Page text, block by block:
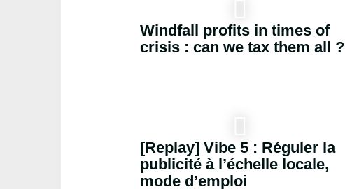
Windfall profits in times of
crisis : can we tax them all ?
[Replay] Vibe 5 : Réguler la
publicité à l’échelle locale,
mode d’emploi